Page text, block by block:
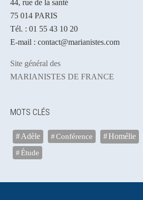
44, rue de la santé
75 014 PARIS
Tél. : 01 55 43 10 20
E-mail : contact@marianistes.com
Site général des
MARIANISTES DE FRANCE
MOTS CLÉS
Adèle Conférence Homélie
Étude